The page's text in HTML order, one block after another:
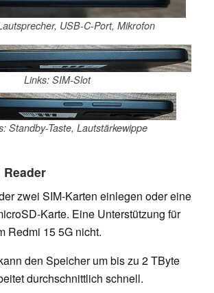
USB-C-Port, Mikrofon
Links: SIM-Slot
Standby-Taste, Lautstärkewippe
zwei SIM-Karten einlegen oder eine
Karte. Eine Unterstützung für
Redmi 15 5G nicht.
den Speicher um bis zu 2 TByte
durchschnittlich schnell.